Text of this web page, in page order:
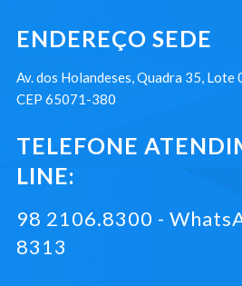
ENDEREÇO SEDE
Av. dos Holandeses, Quadra 35, Lote
CEP 65071-380
TELEFONE
LINE:
98 2106.8300 -
8313